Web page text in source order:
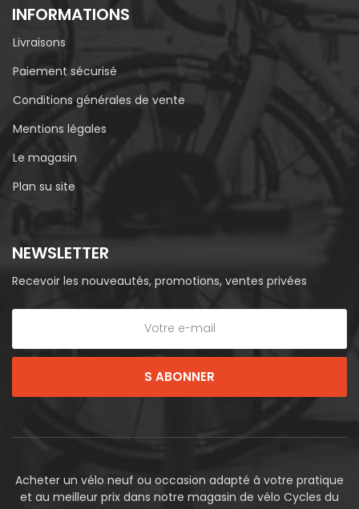
INFORMATIONS
Livraisons
Paiement sécurisé
Conditions générales de vente
Mentions légales
Le magasin
Plan su site
NEWSLETTER
Recevoir les nouveautés, promotions, ventes privées
S ABONNER
Acheter un vélo neuf ou occasion adapté à votre pratique
et au meilleur prix dans notre magasin de vélo Cycles du